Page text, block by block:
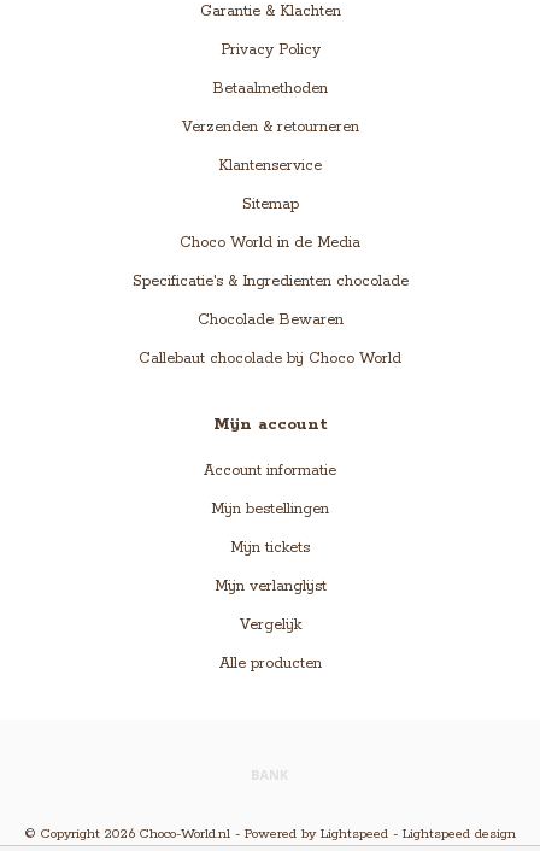
Garantie & Klachten
Privacy Policy
Betaalmethoden
Verzenden & retourneren
Klantenservice
Sitemap
Choco World in de Media
Specificatie's & Ingredienten chocolade
Chocolade Bewaren
Callebaut chocolade bij Choco World
Mijn account
Account informatie
Mijn bestellingen
Mijn tickets
Mijn verlanglijst
Vergelijk
Alle producten
© Copyright 2026 Choco-World.nl - Powered by Lightspeed- Lightspeed design